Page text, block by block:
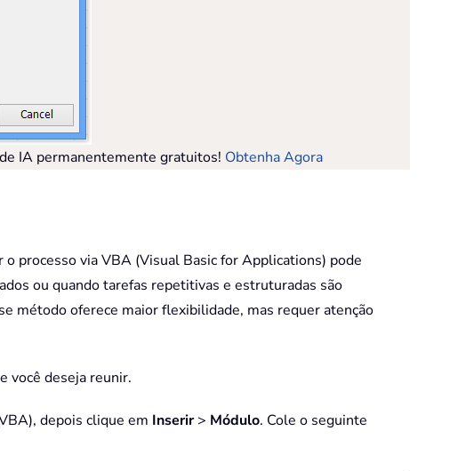
IA permanentemente gratuitos! Obtenha Agora
processo via VBA (Visual Basic for Applications) pode
ou quando tarefas repetitivas e estruturadas são
método oferece maior flexibilidade, mas requer atenção
você deseja reunir.
depois clique em Inserir> Módulo. Cole o seguinte